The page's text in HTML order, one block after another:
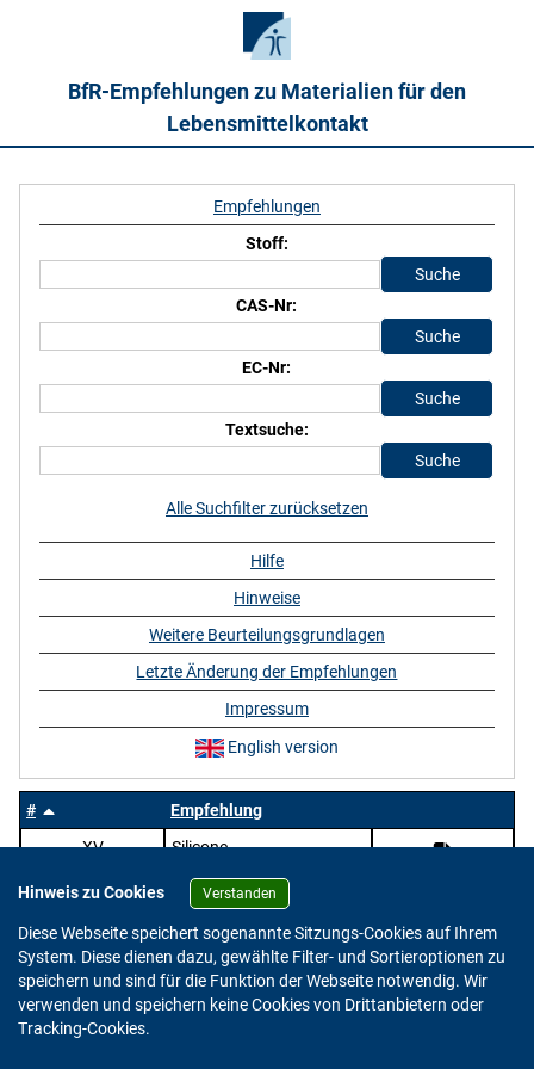
BfR-Empfehlungen zu Materialien für den
Lebensmittelkontakt
#
Empfehlung
XV
Silicone
Empfehlungen
Stoff:
CAS-Nr:
EC-Nr:
Textsuche:
Alle Suchfilter zurücksetzen
Hilfe
Hinweise
Weitere Beurteilungsgrundlagen
Letzte Änderung der Empfehlungen
Impressum
English version
Hinweis zu Cookies Verstanden
Diese Webseite speichert sogenannte Sitzungs-Cookies auf Ihrem
System. Diese dienen dazu, gewählte Filter- und Sortieroptionen zu
speichern und sind für die Funktion der Webseite notwendig. Wir
verwenden und speichern keine Cookies von Drittanbietern oder
Tracking-Cookies.